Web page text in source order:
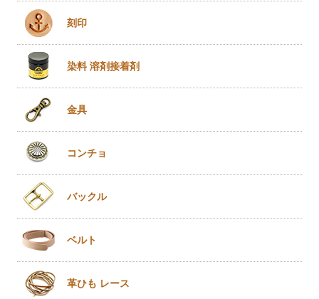
刻印
染料 溶剤接着剤
金具
コンチョ
バックル
ベルト
革ひも レース